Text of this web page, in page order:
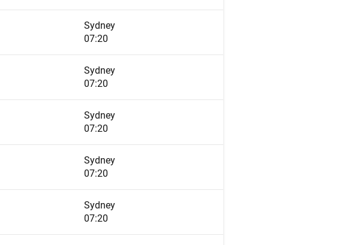
Sydney
07:20
Sydney
07:20
Sydney
07:20
Sydney
07:20
Sydney
07:20